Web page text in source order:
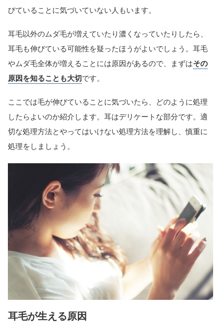
びていることに気づいていない人もいます。
耳毛以外のムダ毛が増えていたり濃くなっていたりしたら、
耳毛も伸びている可能性を疑ったほうがよいでしょう。耳毛
やムダ毛全体が増えることには原因があるので、まずはその
原因を知ることも大切です。
ここでは毛が伸びていることに気づいたら、どのように処理
したらよいのか紹介します。耳はデリケートな部分です。適
切な処理方法とやってはいけない処理方法を理解し、慎重に
処理をしましょう。
耳毛が生える原因